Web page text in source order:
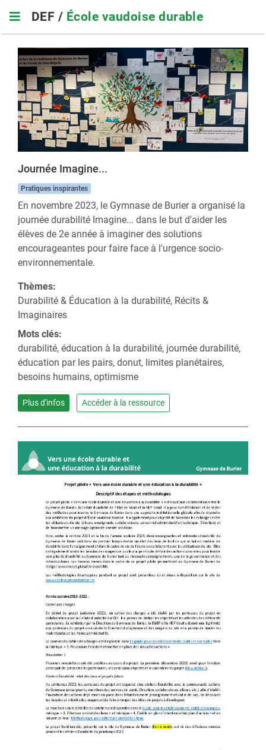
main
navigation
DEF / École vaudoise durable
Journée Imagine...
Pratiques inspirantes
En novembre 2023, le Gymnase de Burier a organisé la
journée durabilité Imagine... dans le but d'aider les
élèves de 2e année à imaginer des solutions
encourageantes pour faire face à l'urgence socio-
environnementale.
Thèmes:
Durabilité & Éducation à la durabilité, Récits &
Imaginaires
Mots clés:
durabilité, éducation à la durabilité, journée durabilité,
éducation par les pairs, donut, limites planétaires,
besoins humains, optimisme
Plus d'infos Accéder à la ressource